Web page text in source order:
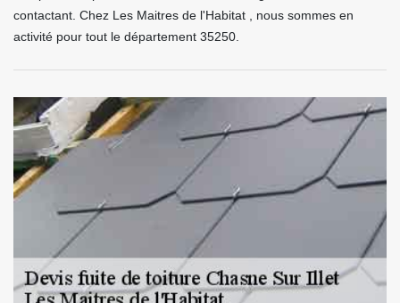
contactant. Chez Les Maitres de l'Habitat , nous sommes en
activité pour tout le département 35250.